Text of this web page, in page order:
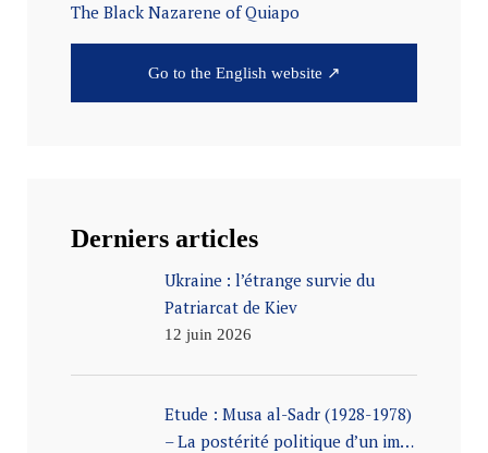
The Black Nazarene of Quiapo
Go to the English website ↗
Derniers articles
Ukraine : l’étrange survie du
Patriarcat de Kiev
12 juin 2026
Etude : Musa al-Sadr (1928-1978)
– La postérité politique d’un im…